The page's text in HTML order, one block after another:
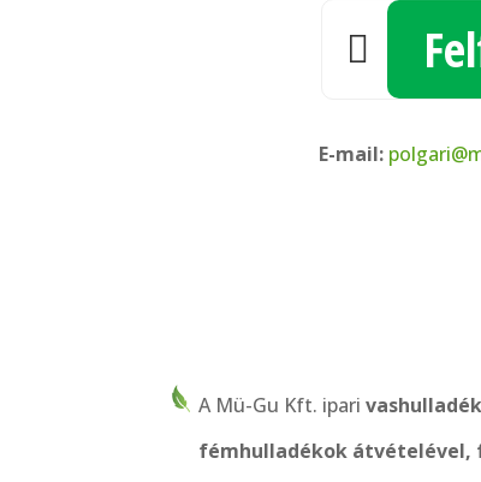

E-mail:
A Mü-Gu Kft. ipari
fémhulladékok átvételével,